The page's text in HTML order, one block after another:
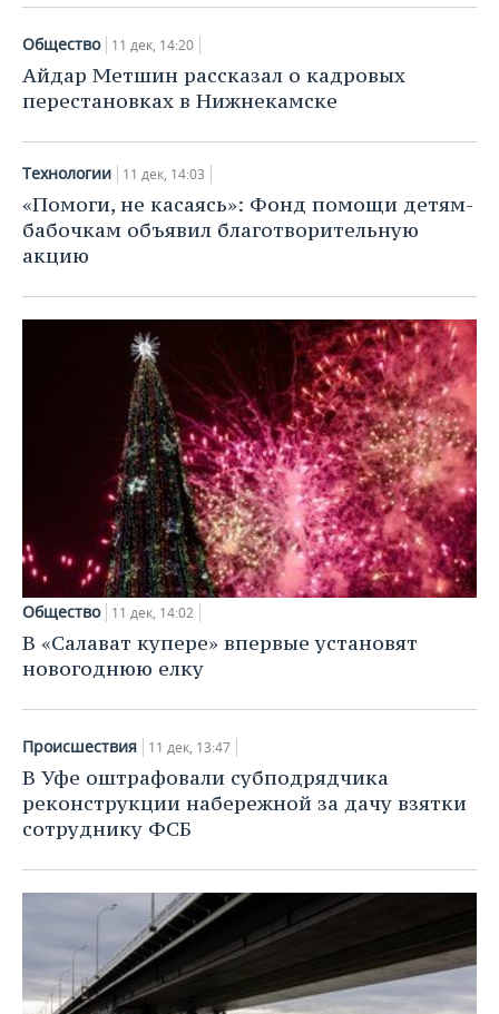
Общество 11 дек, 14:20
Айдар Метшин рассказал о кадровых
перестановках в Нижнекамске
Технологии 11 дек, 14:03
«Помоги, не касаясь»: Фонд помощи детям-
бабочкам объявил благотворительную
акцию
Общество 11 дек, 14:02
В «Салават купере» впервые установят
новогоднюю елку
Происшествия 11 дек, 13:47
В Уфе оштрафовали субподрядчика
реконструкции набережной за дачу взятки
сотруднику ФСБ